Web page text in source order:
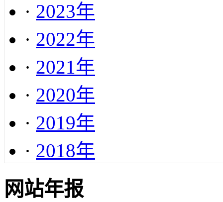
· 2023年
· 2022年
· 2021年
· 2020年
· 2019年
· 2018年
网站年报